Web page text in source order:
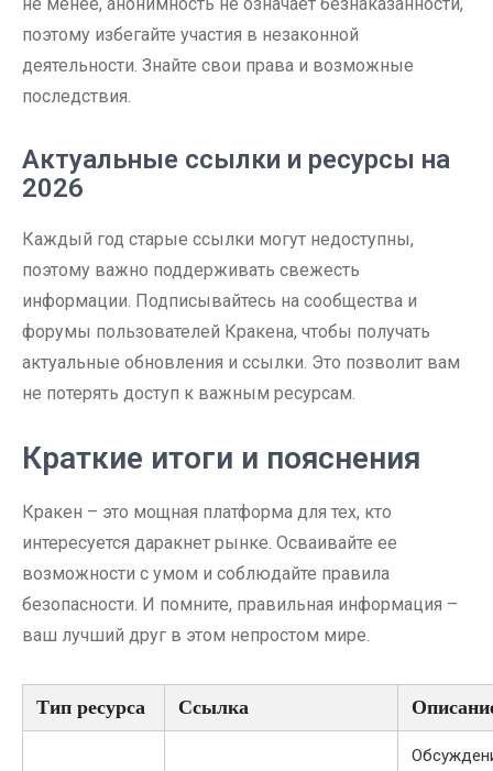
поэтому избегайте участия в незаконной
деятельности. Знайте свои права и возможные
последствия.
Актуальные ссылки и ресурсы на
2026
Каждый год старые ссылки могут недоступны,
поэтому важно поддерживать свежесть
информации. Подписывайтесь на сообщества и
форумы пользователей Кракена, чтобы получать
актуальные обновления и ссылки. Это позволит вам
не потерять доступ к важным ресурсам.
Краткие итоги и пояснения
Кракен – это мощная платформа для тех, кто
интересуется даракнет рынке. Осваивайте ее
возможности с умом и соблюдайте правила
безопасности. И помните, правильная информация –
ваш лучший друг в этом непростом мире.
Тип ресурса Ссылка